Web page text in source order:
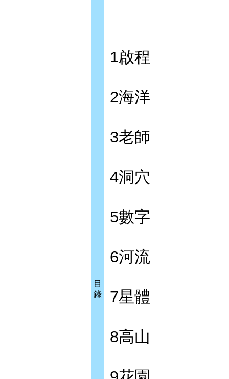
目
錄
1啟程
2海洋
3老師
4洞穴
5數字
6河流
7星體
8高山